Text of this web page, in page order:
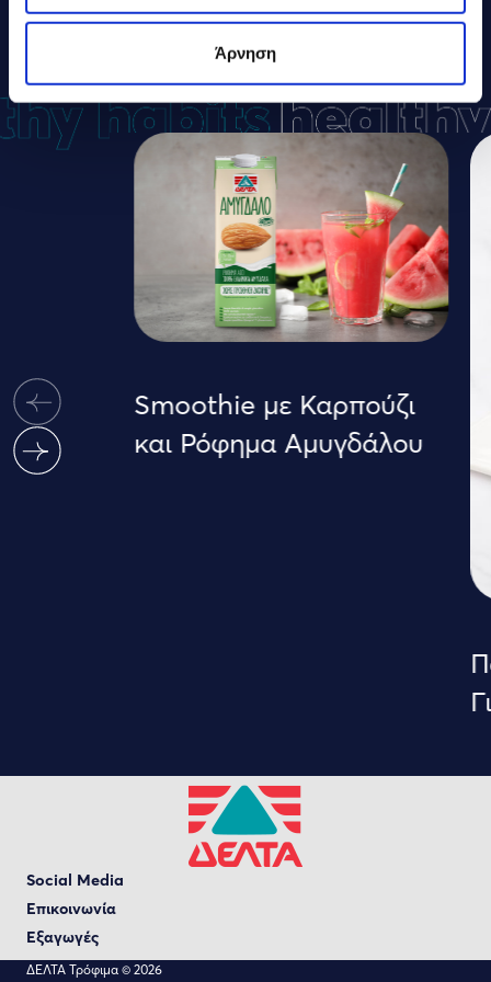
Άρνηση
ΔΕΛΤΑΣΥΝΤΑΓΕΣ
Smoothie με Καρπούζι
και Ρόφημα Αμυγδάλου
Social Media
Επικοινωνία
Εξαγωγές
ΔΕΛΤΑ Τρόφιμα © 2026